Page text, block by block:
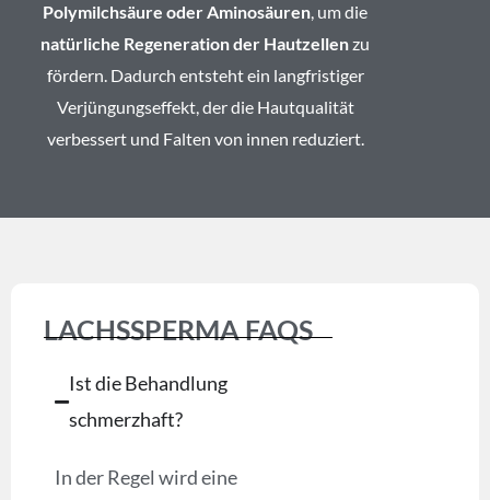
Polymilchsäure oder Aminosäuren, um die
natürliche Regeneration der Hautzellenzu
fördern. Dadurch entsteht ein langfristiger
Verjüngungseffekt, der die Hautqualität
verbessert und Falten von innen reduziert.
LACHSSPERMA FAQS
Ist die Behandlung
schmerzhaft?
In der Regel wird eine